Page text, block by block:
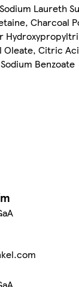
Laureth
Charcoal
Oleate, Citric
Benzoate